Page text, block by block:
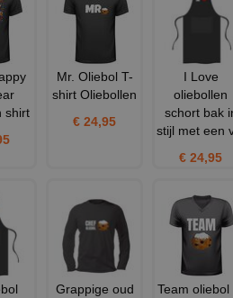
shirt
Mr. Oliebol T-
shirt Oliebollen
€ 24,95
I Love
oliebollen
schort bak
stijl met een
€ 24,95
Grappige oud
Team oliebol